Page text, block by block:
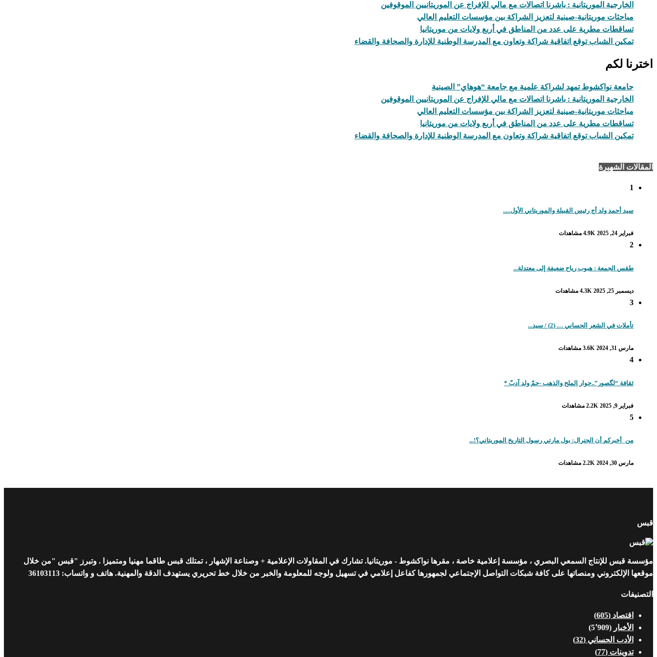
الخارجية الموريتانية : باشرنا اتصالات مع مالي للإفراج عن الموريتانيين الموقوفين
مباحثات موريتانية-صينية لتعزيز الشراكة بين مؤسسات التعليم العالي
تساقطات مطرية على عدد من المناطق في أربع ولايات من موريتانيا
تمكين الشباب توقع اتفاقية شراكة وتعاون مع المدرسة الوطنية للإدارة والصحافة والقضاء
اخترنا لكم
جامعة نواكشوط تمهد لشراكة علمية مع جامعة “هوهاي” الصينية
الخارجية الموريتانية : باشرنا اتصالات مع مالي للإفراج عن الموريتانيين الموقوفين
مباحثات موريتانية-صينية لتعزيز الشراكة بين مؤسسات التعليم العالي
تساقطات مطرية على عدد من المناطق في أربع ولايات من موريتانيا
تمكين الشباب توقع اتفاقية شراكة وتعاون مع المدرسة الوطنية للإدارة والصحافة والقضاء
المقالات الشهيرة
1
سيد أحمد ولد أج رئيس القبيلة والموريتاني الأول.....
فبراير 24, 2025 4.9K مشاهدات
2
طقس الجمعة : هبوب رياح ضعيفة إلى معتدلة...
ديسمبر 25, 2025 4.3K مشاهدات
3
تأملات في الشعر الحساني … (2) / سيد...
مارس 31, 2024 3.6K مشاهدات
4
ثقافة “لگصور”..حوار الملح والذهب -حمّ ولد آدبّ *
فبراير 9, 2025 2.2K مشاهدات
5
من_أخبركم أن الجنرال: بول مارتي رسول التاريخ الموريتاني؟!...
مارس 30, 2024 2.2K مشاهدات
قبس
مؤسسة قبس للإنتاج السمعي البصري ، مؤسسة إعلامية خاصة ، مقرها نواكشوط - موريتانيا. تشارك في المقاولات الإعلامية + وصناعة الإشهار ، تمتلك قبس طاقما مهنيا ومتميزا . وتبرز "قبس "من خلال
موقعها الإلكتروني ومنصاتها على كافة شبكات التواصل الإجتماعي لجمهورها كفاعل إعلامي في تسهيل ولوجه للمعلومة والخبر من خلال خط تحريري يستهدف الدقة والمهنية. هاتف و واتساب: 36103113
التصنيفات
اقتصاد (605)
الأخبار (5٬909)
الأدب الحساني (32)
تدوينات (77)